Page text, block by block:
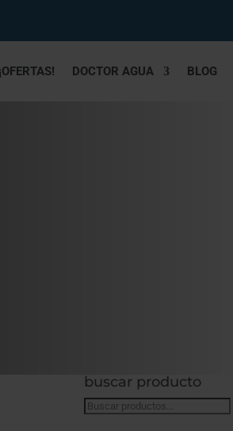
DOCTOR AGUA BLOG
buscar producto
Buscar